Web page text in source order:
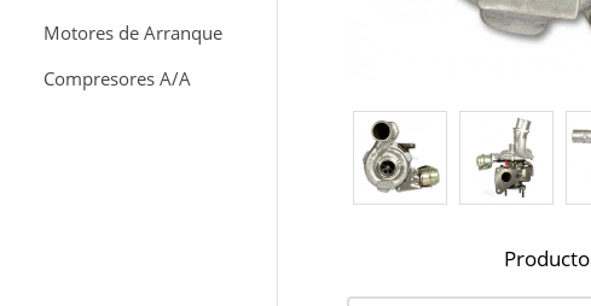
Motores de Arranque
Compresores A/A